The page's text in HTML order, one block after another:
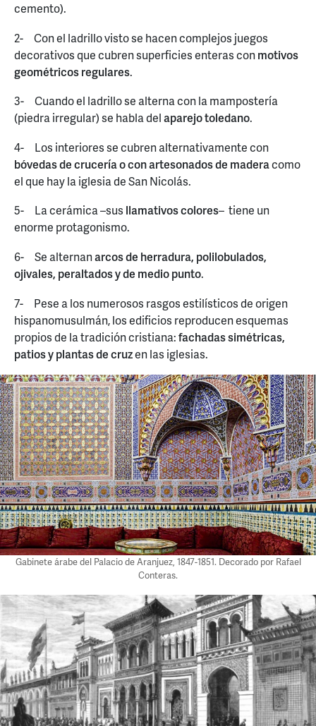
cemento).
2- Con el ladrillo visto se hacen complejos juegos
decorativos que cubren superficies enteras conmotivos
geométricos regulares.
3- Cuando el ladrillo se alterna con la mampostería
(piedra irregular) se habla delaparejo toledano.
4- Los interiores se cubren alternativamente con
bóvedas de crucería o con artesonados de maderacomo
el que hay la iglesia de San Nicolás.
5- La cerámica –sus llamativos colores– tiene un
enorme protagonismo.
6- Se alternanarcos de herradura, polilobulados,
ojivales, peraltados y de medio punto.
7- Pese a los numerosos rasgos estilísticos de origen
hispanomusulmán, los edificios reproducen esquemas
propios de la tradición cristiana:fachadas simétricas,
patios y plantas de cruzen las iglesias.
Gabinete árabe del Palacio de Aranjuez, 1847-1851. Decorado por Rafael
Conteras.